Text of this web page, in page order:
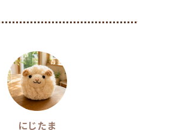
にじたま